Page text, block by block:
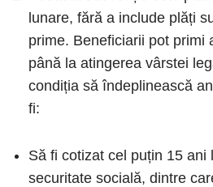
lunare, fără a include plăți
prime. Beneficiarii pot primi
până la atingerea vârstei
condiția să îndeplinească
fi:
Să fi cotizat cel puțin 15 ani
securitate socială, dintre